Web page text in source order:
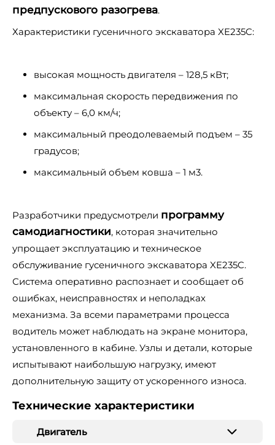
предпускового разогрева.
Характеристики гусеничного экскаватора XE235C:
высокая мощность двигателя – 128,5 кВт;
максимальная скорость передвижения по
объекту – 6,0 км/ч;
максимальный преодолеваемый подъем – 35
градусов;
максимальный объем ковша – 1 м3.
Разработчики предусмотрели программу
самодиагностики, которая значительно
упрощает эксплуатацию и техническое
обслуживание гусеничного экскаватора XE235C.
Система оперативно распознает и сообщает об
ошибках, неисправностях и неполадках
механизма. За всеми параметрами процесса
водитель может наблюдать на экране монитора,
установленного в кабине. Узлы и детали, которые
испытывают наибольшую нагрузку, имеют
дополнительную защиту от ускоренного износа.
Технические характеристики
Двигатель